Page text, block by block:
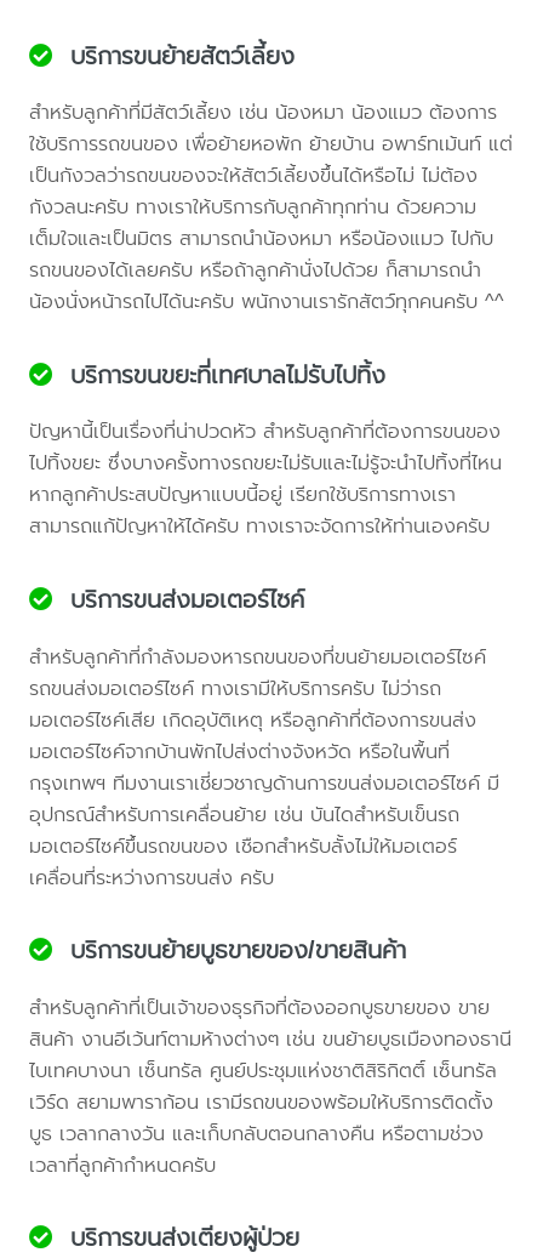
บริการขนย้ายสัตว์เลี้ยง
สำหรับลูกค้าที่มีสัตว์เลี้ยง เช่น น้องหมา น้องแมว ต้องการ
ใช้บริการรถขนของ เพื่อย้ายหอพัก ย้ายบ้าน อพาร์ทเม้นท์ แต่
เป็นกังวลว่ารถขนของจะให้สัตว์เลี้ยงขึ้นได้หรือไม่ ไม่ต้อง
กังวลนะครับ ทางเราให้บริการกับลูกค้าทุกท่าน ด้วยความ
เต็มใจและเป็นมิตร สามารถนำน้องหมา หรือน้องแมว ไปกับ
รถขนของได้เลยครับ หรือถ้าลูกค้านั่งไปด้วย ก็สามารถนำ
น้องนั่งหน้ารถไปได้นะครับ พนักงานเรารักสัตว์ทุกคนครับ ^^
บริการขนขยะที่เทศบาลไม่รับไปทิ้ง
ปัญหานี้เป็นเรื่องที่น่าปวดหัว สำหรับลูกค้าที่ต้องการขนของ
ไปทิ้งขยะ ซึ่งบางครั้งทางรถขยะไม่รับและไม่รู้จะนำไปทิ้งที่ไหน
หากลูกค้าประสบปัญหาแบบนี้อยู่ เรียกใช้บริการทางเรา
สามารถแก้ปัญหาให้ได้ครับ ทางเราจะจัดการให้ท่านเองครับ
บริการขนส่งมอเตอร์ไซค์
สำหรับลูกค้าที่กำลังมองหารถขนของที่ขนย้ายมอเตอร์ไซค์
รถขนส่งมอเตอร์ไซค์ ทางเรามีให้บริการครับ ไม่ว่ารถ
มอเตอร์ไซค์เสีย เกิดอุบัติเหตุ หรือลูกค้าที่ต้องการขนส่ง
มอเตอร์ไซค์จากบ้านพักไปส่งต่างจังหวัด หรือในพื้นที่
กรุงเทพฯ ทีมงานเราเชี่ยวชาญด้านการขนส่งมอเตอร์ไซค์ มี
อุปกรณ์สำหรับการเคลื่อนย้าย เช่น บันไดสำหรับเข็นรถ
มอเตอร์ไซค์ขึ้นรถขนของ เชือกสำหรับลั้งไม่ให้มอเตอร์
เคลื่อนที่ระหว่างการขนส่ง ครับ
บริการขนย้ายบูธขายของ/ขายสินค้า
สำหรับลูกค้าที่เป็นเจ้าของธุรกิจที่ต้องออกบูธขายของ ขาย
สินค้า งานอีเว้นท์ตามห้างต่างๆ เช่น ขนย้ายบูธเมืองทองธานี
ไบเทคบางนา เซ็นทรัล ศูนย์ประชุมแห่งชาติสิริกิตติ์ เซ็นทรัล
เวิร์ด สยามพาราก้อน เรามีรถขนของพร้อมให้บริการติดตั้ง
บูธ เวลากลางวัน และเก็บกลับตอนกลางคืน หรือตามช่วง
เวลาที่ลูกค้ากำหนดครับ
บริการขนส่งเตียงผู้ป่วย